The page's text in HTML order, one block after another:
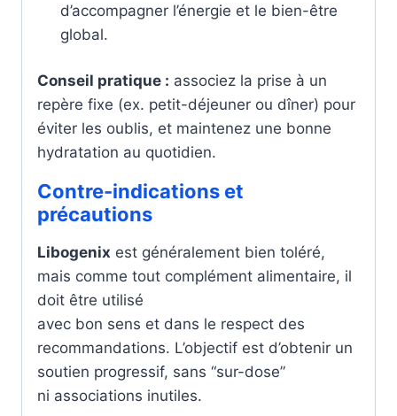
d’accompagner l’énergie et le bien-être
global.
Conseil pratique : associez la prise à un
repère fixe (ex. petit-déjeuner ou dîner) pour
éviter les oublis, et maintenez une bonne
hydratation au quotidien.
Contre-indications et
précautions
Libogenix est généralement bien toléré,
mais comme tout complément alimentaire, il
doit être utilisé
avec bon sens et dans le respect des
recommandations. L’objectif est d’obtenir un
soutien progressif, sans “sur-dose”
ni associations inutiles.